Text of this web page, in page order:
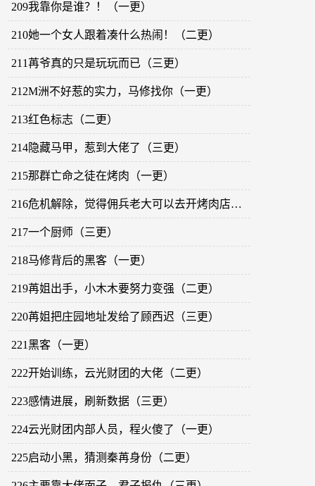
209我靠你是谁？！（一更）
210她一个女人跟着凑什么热闹！（二更）
211苒爷真的只是玩玩而已（三更）
212M洲不好惹的实力，马修找你（一更）
213红色标志（二更）
214隐藏马甲，惹到大佬了（三更）
215那群亡命之徒在烤肉（一更）
216危机解除，觉得佣兵老大可以去开烤肉店（二更）
217一个厨师（三更）
218马修背后的黑客（一更）
219苒姐出手，小木木要努力变强（二更）
220苒姐把庄园地址发给了顾西迟（三更）
221黑客（一更）
222开始训练，云光财团的大佬（二更）
223感情进展，刷新数据（三更）
224云光财团内部人员，程火傻了（一更）
225启动小黑，猜测秦苒身份（二更）